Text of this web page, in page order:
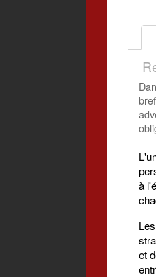
à
et